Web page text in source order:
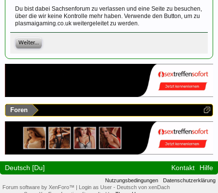
Du bist dabei Sachsenforum zu verlassen und eine Seite zu besuchen,
über die wir keine Kontrolle mehr haben. Verwende den Button, um zu
plasmaigaming.co.uk weitergeleitet zu werden.
Weiter...
Foren
Deutsch [Du] Kontakt Hilfe
Nutzungsbedingungen
Datenschutzerklärung
Forum software by XenForo™ | Login as User - Deutsch von xenDach